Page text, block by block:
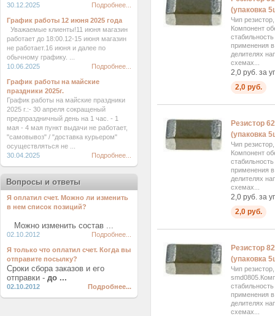
(упаковка
Чип
Компонент
применения в
делителях
схемах...
2,0 руб. за
2,0 руб.
Резистор
(упаковка
Чип
Компонент
применения в
делителях
схемах...
2,0 руб. за
2,0 руб.
Резистор
(упаковка
Чип
применения в
делителях
схемах...
30.12.2025 Подробнее...
График работы 12 июня 2025 года
Уважаемые клиенты!11 июня магазин
работает до 18:00.12-15 июня магазин
не работает.16 июня и далее по
обычному графику. ...
10.06.2025
Подробнее...
График работы на майские
праздники 2025г.
График работы на майские праздники
2025 г.:- 30 апреля сокращеный
предпраздничный день на 1 час. - 1
мая - 4 мая пункт выдачи не работает,
"самовывоз" / "доставка курьером"
осуществляться не ...
30.04.2025
Подробнее...
Вопросы и ответы
Я оплатил счет. Можно ли изменить
в нем список позиций?
Можно изменить состав ...
02.10.2012 Подробнее...
Я только что оплатил счет. Когда вы
отправите посылку?
Сроки сбора заказов и его
отправки - до ...
02.10.2012 Подробнее...